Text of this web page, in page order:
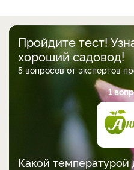
Пройдите тест!
хороший садовод!
5 вопросов от экспертов
1
Какой